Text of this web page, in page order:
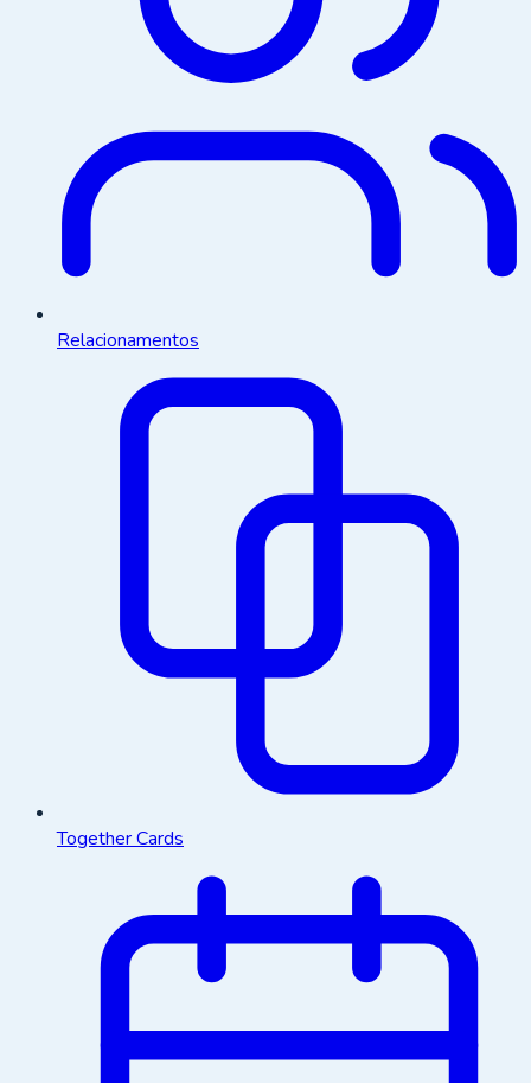
Relacionamentos
Together Cards